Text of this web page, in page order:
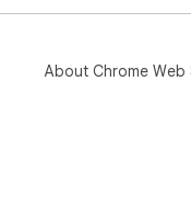
About Chrome Web